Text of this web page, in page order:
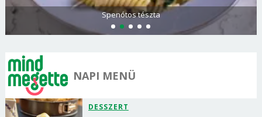
Görögdinnye-limonádé
NAPI MENÜ
DESSZERT